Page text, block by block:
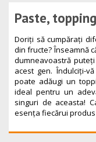
Paste,
Doriți să cumpărați
din fructe? Înseamnă
dumneavoastră
acest gen. Îndulciți-
poate adăugi un
ideal pentru un
singuri de aceasta!
esența fiecărui